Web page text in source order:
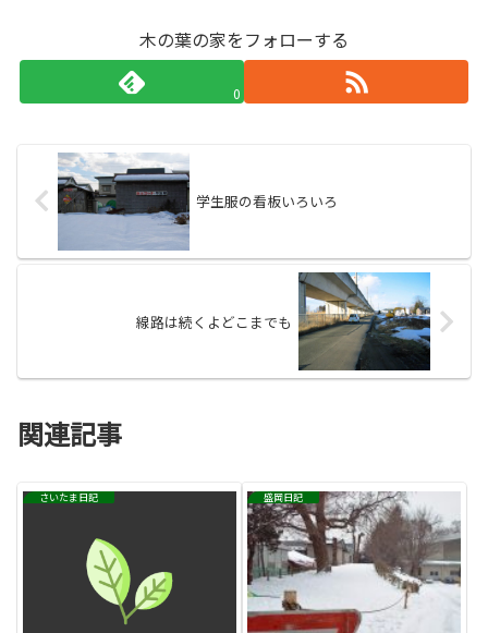
木の葉の家をフォローする
0
学生服の看板いろいろ
線路は続くよどこまでも
関連記事
さいたま日記 盛岡日記